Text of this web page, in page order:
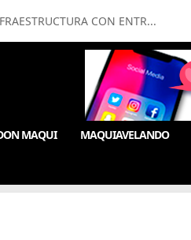
CON ENTR...
MAQUI MAQUIAVELANDO